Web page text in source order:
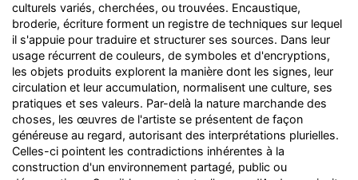
culturels variés, cherchées, ou trouvées. Encaustique,
broderie, écriture forment un registre de techniques sur lequel
il s'appuie pour traduire et structurer ses sources. Dans leur
usage récurrent de couleurs, de symboles et d'encryptions,
les objets produits explorent la manière dont les signes, leur
circulation et leur accumulation, normalisent une culture, ses
pratiques et ses valeurs. Par-delà la nature marchande des
choses, les œuvres de l'artiste se présentent de façon
généreuse au regard, autorisant des interprétations plurielles.
Celles-ci pointent les contradictions inhérentes à la
construction d'un environnement partagé, public ou